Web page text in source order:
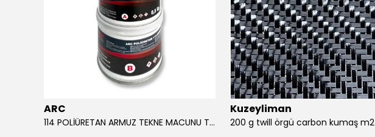
ARC
114 POLİÜRETAN ARMUZ TEKNE MACUNU TAKIM (BEYAZ)
Kuzeyliman
200 g twill örgü carbon kumaş m2